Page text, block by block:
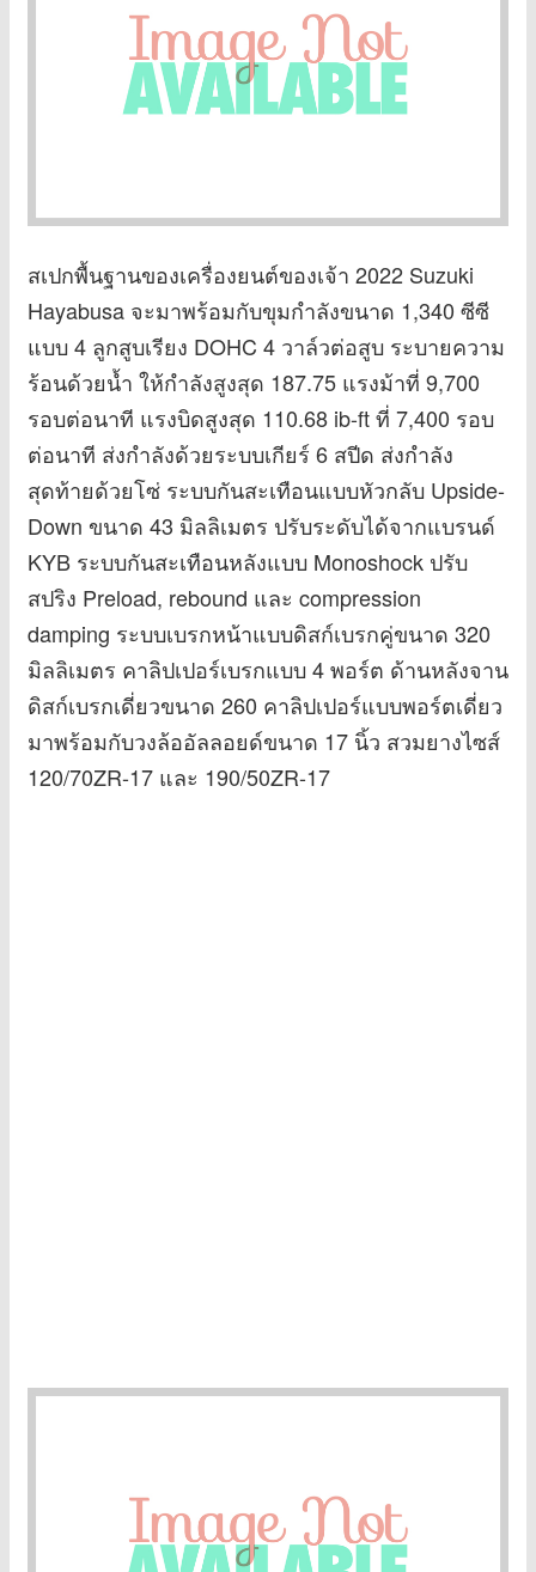
สเปกพื้นฐานของเครื่องยนต์ของเจ้า 2022 Suzuki
Hayabusa จะมาพร้อมกับขุมกำลังขนาด 1,340 ซีซี
แบบ 4 ลูกสูบเรียง DOHC 4 วาล์วต่อสูบ ระบายความ
ร้อนด้วยน้ำ ให้กำลังสูงสุด 187.75 แรงม้าที่ 9,700
รอบต่อนาที แรงบิดสูงสุด 110.68 ib-ft ที่ 7,400 รอบ
ต่อนาที ส่งกำลังด้วยระบบเกียร์ 6 สปีด ส่งกำลัง
สุดท้ายด้วยโซ่ ระบบกันสะเทือนแบบหัวกลับ Upside-
Down ขนาด 43 มิลลิเมตร ปรับระดับได้จากแบรนด์
KYB ระบบกันสะเทือนหลังแบบ Monoshock ปรับ
สปริง Preload, rebound และ compression
damping ระบบเบรกหน้าแบบดิสก์เบรกคู่ขนาด 320
มิลลิเมตร คาลิปเปอร์เบรกแบบ 4 พอร์ต ด้านหลังจาน
ดิสก์เบรกเดี่ยวขนาด 260 คาลิปเปอร์แบบพอร์ตเดี่ยว
มาพร้อมกับวงล้ออัลลอยด์ขนาด 17 นิ้ว สวมยางไซส์
120/70ZR-17 และ 190/50ZR-17